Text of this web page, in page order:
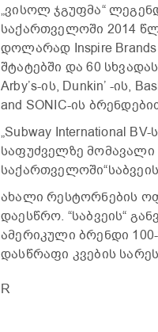
„ვისოლ ჯგუფმა“
საქართველოში 2014
დოლარად Inspire Brands
შტატებში და 60
Arby’s-ის, Dunkin’ -ის,
and SONIC-ის
„Subway International
საფუძველზე მომავალი
ახალი რესტორნების
დაესწრო. “საბვეის“
ამერიკული ბრენდი
დასწრაფი კვების
R